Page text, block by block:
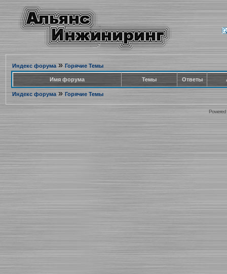
Индекс форума» Горячие Темы
Имя форума Темы Ответы
Индекс форума» Горячие Темы